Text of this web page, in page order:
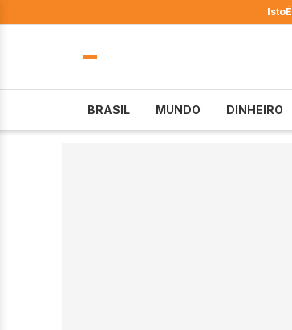
IstoÉ
BRASIL MUNDO DINHEIRO